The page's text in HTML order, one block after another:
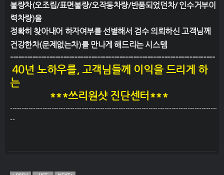
불량차(오조립/표면불량/오작동차량/반품되었던차/ 인수거부이
력차량)을
정확히 찾아내어 하자여부를 선별해서 검수 의뢰하신 고객님께
건강한차(문제없는차)를만나게 해드리는 시스템
-------------------------------------------------------------------------
40년 노하우를, 고객님들께 이익을 드리게 하
는
***쓰리원샷 진단센터***
------------------------------------------------------------------------------------------
--